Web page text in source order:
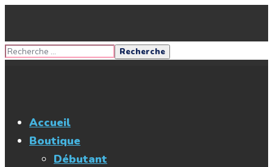
Accueil
Boutique
Débutant